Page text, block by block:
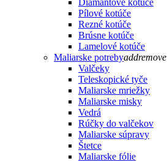
Diamantové kotúče
Pílové kotúče
Rezné kotúče
Brúsne kotúče
Lamelové kotúče
Maliarske potrebyaddremove
Valčeky
Teleskopické tyče
Maliarske mriežky
Maliarske misky
Vedrá
Rúčky do valčekov
Maliarske súpravy
Štetce
Maliarske fólie